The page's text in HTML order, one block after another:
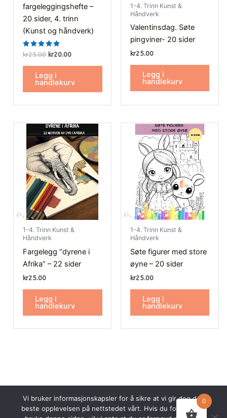
fargeleggingshefte –
20 sider, 4. trinn
(Kunst og håndverk)
Vurdert
av 5
kr25.00 kr20.00
Legg i
handlekurv
1-4. Trinn Kunst &
Håndverk
Valentinsdag. Søte
pingviner- 20 sider
kr25.00
Legg i
handlekurv
1-4. Trinn Kunst &
Håndverk
Fargelegg “dyrene i
Afrika” – 22 sider
kr25.00
Legg i
handlekurv
1-4. Trinn Kunst &
Håndverk
Søte figurer med store
øyne – 20 sider
kr25.00
Legg i
handlekurv
© 2026 Undervisningsbyen AS. Alle rettigheter forbeholdt.
0
Vi bruker informasjonskapsler for å sikre at vi gir deg den
beste opplevelsen på nettstedet vårt. Hvis du fortsetter å